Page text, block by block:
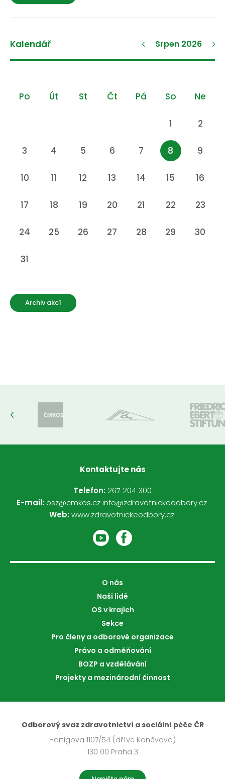
Kalendář Srpen 2026
Po Út St Čt Pá So Ne
1 2
3 4 5 6 7 8 9
10 11 12 13 14 15 16
17 18 19 20 21 22 23
24 25 26 27 28 29 30
31
Archiv akcí
Kontaktujte nás
Telefon: 267 204 300
E-mail: osz@cmkos.cz info@zdravotnickeodbory.cz
Web:www.zdravotnickeodbory.cz
O nás
Naši lidé
OS v krajích
Sekce
Pro členy a odborové organizace
Právo a odměňování
BOZP a vzdělávání
Projekty a mezinárodní činnost
Odborový svaz zdravotnictví a sociální péče ČR
Hartigova 1107/54 (dříve Koněvova)
130 00 Praha 3